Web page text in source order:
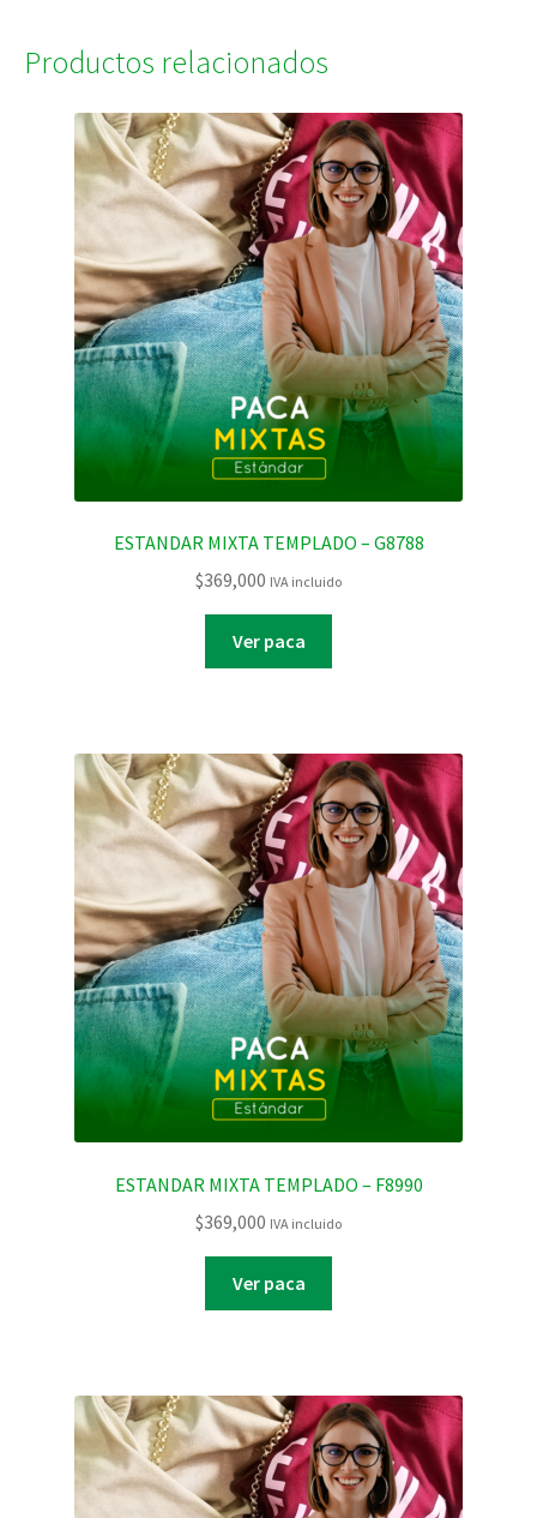
Productos relacionados
ESTANDAR MIXTA TEMPLADO – G8788
$369,000 IVA incluido
Ver paca
ESTANDAR MIXTA TEMPLADO – F8990
$369,000 IVA incluido
Ver paca